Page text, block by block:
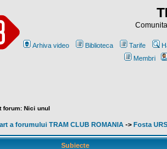
Arhiva video Biblioteca Tarife
Membri
forum: Nici unul
a forumului TRAM CLUB ROMANIA -> Fosta
Subiecte